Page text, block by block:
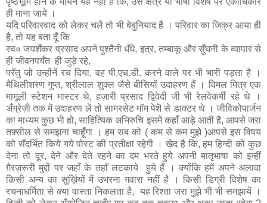
ही माना जाये ।
यदि परिवारवाद को लेकर चलें तो भी बेबुनियाद है । परिवार का जिक्र आया ही
है, तो यह बता दूँ कि
स्व० जयशँकर प्रसाद अपने पुश्तैनी धँधे, इत्र, तम्बाकू और सुँघनी के व्यापार से
ही जीवनपर्यँत ही जुड़े रहे,
परँतु जो उन्होंनें रच दिया, वह पी.एच.डी. करने वाले पर भी भारी पड़ता है ।
मैथिलीशरण गुप्त, श्रीलाल शुक्ल जैसे बीसियों उदाहरण हैं । विमल मित्र एक
मामूली स्टेशन मास्टर थे, हज़ारी प्रसाद द्विवेदी जी भी रेलवेकर्मी रहे थे ।
अँग्रेज़ी तक में उदाहरण लें तो सामरसेट मॉम पेशॆ से डाक्टर थे । जीविकोपार्जन
का माध्यम कुछ भी हो, साहित्यिक अभिरुचि इसमें कहाँ आड़े आती है, आपसे जरा
तफ़्सील से समझना चाहूँगा । हम सब को ( कम से कम मुझे )आपसे इस विषय
को सँदर्भित किये गये पोस्ट की प्रतीक्षा रहेगी । खेद है कि, हम हिन्दी को कुछ
देना तो दूर, देने और देते रहने का दम भरते हुये अपनी मातृभाषा को इन्हीं
ग़ैरज़रूरी मुद्दों पर जहाँ के तहाँ लटकाये हुये हैं । क्योंकि हमें अपने अलावा
किसी अन्य का सुर्ख़ियों में उभरना ग़वारा नहीं है । किसी डिग्री विशेष का
रचनाधर्मिता से क्या वास्ता निकलता है, यह रिश्ता जरा मुझे भी भी समझायें ।